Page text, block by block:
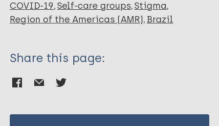
COVID-19 Self-care groups Stigma
Region of the Americas (AMR) Brazil
Share this page: